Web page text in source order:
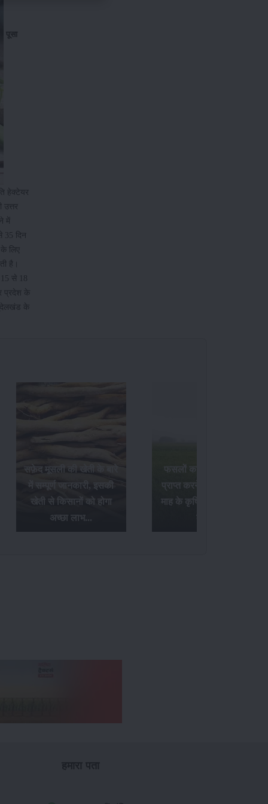
पूसा
हेक्टेयर
उत्तर
में
दिन
लिए
है।
15 से 18
प्रदेश के
के
फसलों का अधिक उत्पादन
प्राप्त करने के लिए अक्टूबर
माह के कृषि संबंधी आवश्यक
कार्य...
Paddy Insects - धान की
फसल में लगने वाले पौध
फुदके और तना छेदक किट के
नियंत्रण उपाय...